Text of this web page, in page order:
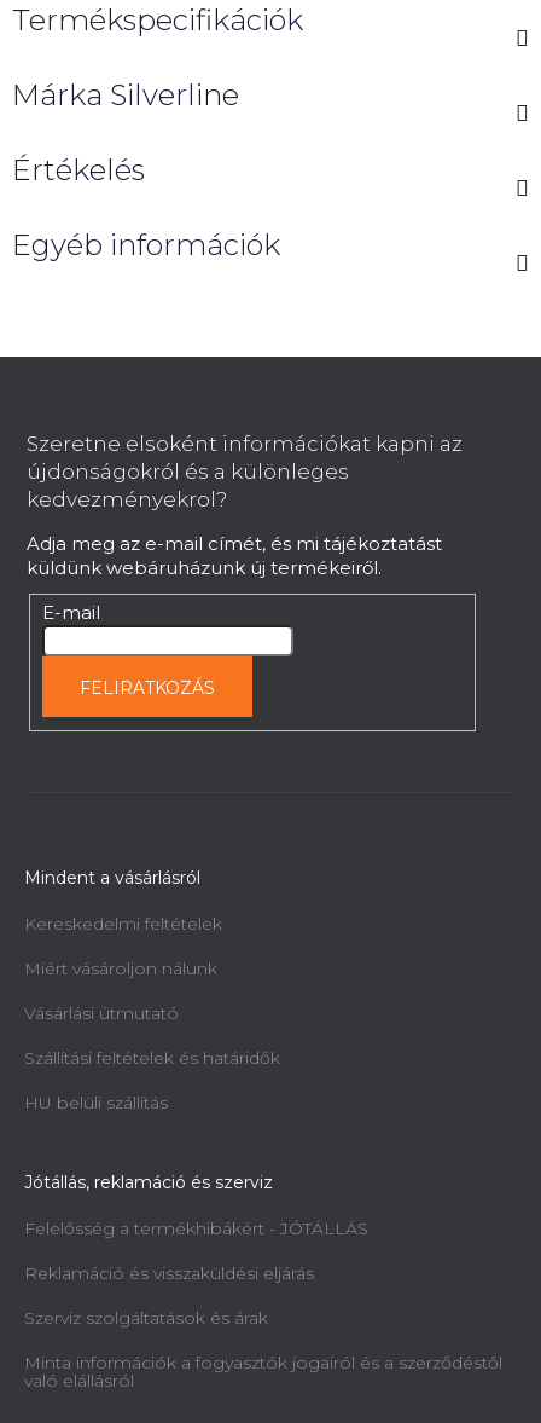
Termékspecifikációk
Márka Silverline
Értékelés
Egyéb információk
Szeretne elsoként információkat kapni az
újdonságokról és a különleges
kedvezményekrol?
Adja meg az e-mail címét, és mi tájékoztatást
küldünk webáruházunk új termékeiről.
E-mail
FELIRATKOZÁS
Mindent a vásárlásról
Kereskedelmi feltételek
Miért vásároljon nálunk
Vásárlási útmutató
Szállítási feltételek és határidők
HU belüli szállítás
Jótállás, reklamáció és szerviz
Felelősség a termékhibákért - JÓTÁLLÁS
Reklamáció és visszaküldési eljárás
Szerviz szolgáltatások és árak
Minta információk a fogyasztók jogairól és a szerződéstől
való elállásról